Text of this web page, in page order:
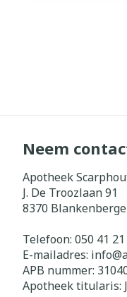
Neem
Apotheek
J. De Troozlaan 91
8370 Blankenberge
Telefoon: 050 41
E-mailadres: info@
APB nummer:
Apotheek titularis: